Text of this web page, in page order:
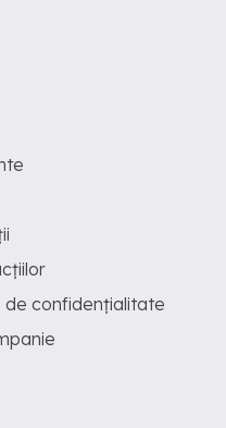
de confidențialitate